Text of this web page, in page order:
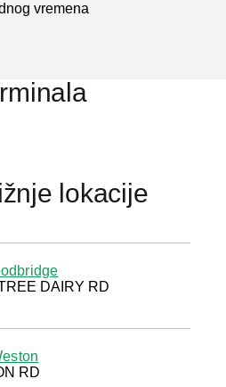
vremena
lokacije
DAIRY RD
RD